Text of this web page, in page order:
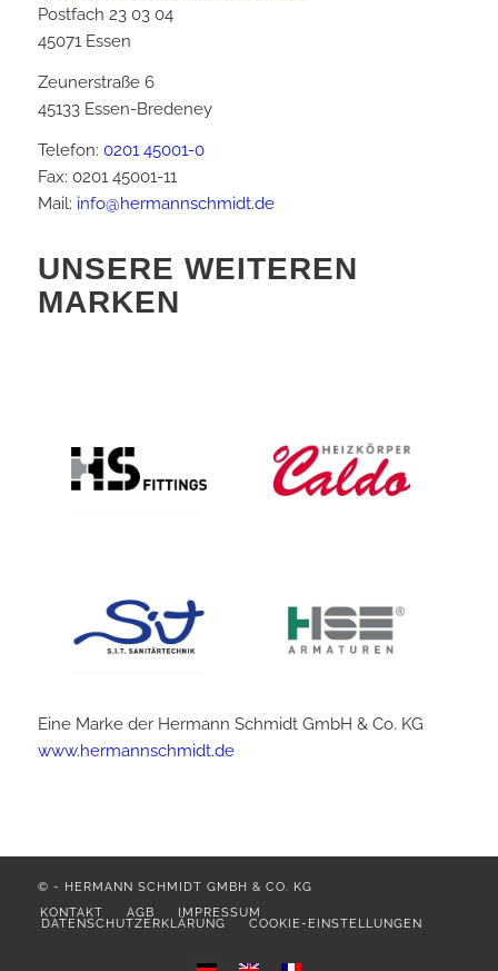
Postfach 23 03 04
45071 Essen
Zeunerstraße 6
45133 Essen-Bredeney
Telefon: 0201 45001-0
Fax: 0201 45001-11
Mail: info@hermannschmidt.de
UNSERE WEITEREN
MARKEN
Eine Marke der Hermann Schmidt GmbH & Co. KG
www.hermannschmidt.de
© - HERMANN SCHMIDT GMBH & CO. KG
KONTAKT
AGB IMPRESSUM
DATENSCHUTZERKLÄRUNG COOKIE-EINSTELLUNGEN